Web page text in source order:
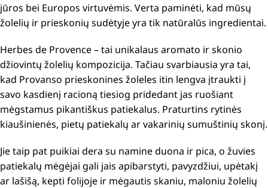
jūros bei Europos virtuvėmis. Verta paminėti, kad mūsų
žolelių ir prieskonių sudėtyje yra tik natūralūs ingredientai.
Herbes de Provence – tai unikalaus aromato ir skonio
džiovintų žolelių kompozicija. Tačiau svarbiausia yra tai,
kad Provanso prieskonines žoleles itin lengva įtraukti į
savo kasdienį racioną tiesiog pridedant jas ruošiant
mėgstamus pikantiškus patiekalus. Praturtins rytinės
kiaušinienės, pietų patiekalų ar vakarinių sumuštinių skonį.
Jie taip pat puikiai dera su namine duona ir pica, o žuvies
patiekalų mėgėjai gali jais apibarstyti, pavyzdžiui, upėtakį
ar lašišą, kepti folijoje ir mėgautis skaniu, maloniu žolelių